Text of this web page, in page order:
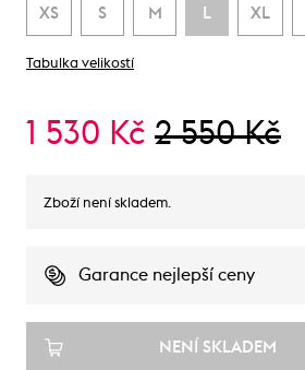
XS S M L XL
Tabulka velikostí
1 530 Kč 2 550 Kč
Zboží není skladem.
Garance nejlepší ceny
NENÍ SKLADEM